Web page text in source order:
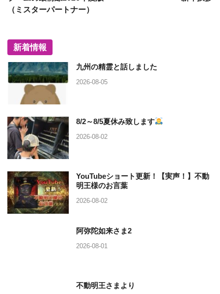
（ミスターパートナー）
新着情報
九州の精霊と話しました
2026-08-05
8/2～8/5夏休み致します
2026-08-02
YouTubeショート更新！【実声！】不動
明王様のお言葉
2026-08-02
阿弥陀如来さま2
2026-08-01
不動明王さまより